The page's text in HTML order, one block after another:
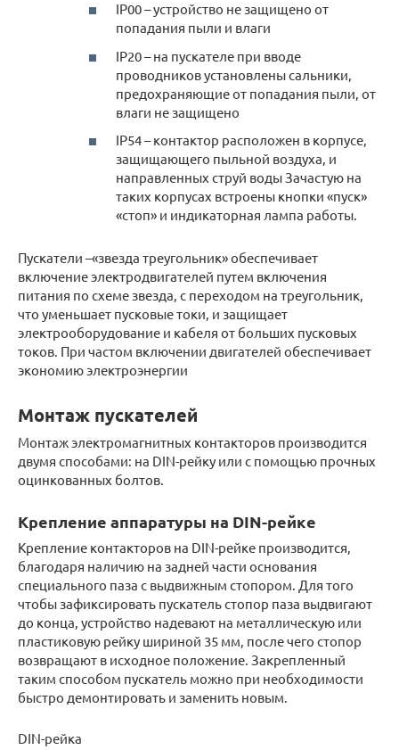
IP00 – устройство не защищено от
попадания пыли и влаги
IP20 – на пускателе при вводе
проводников установлены сальники,
предохраняющие от попадания пыли, от
влаги не защищено
IP54 – контактор расположен в корпусе,
защищающего пыльной воздуха, и
направленных струй воды Зачастую на
таких корпусах встроены кнопки «пуск»
«стоп» и индикаторная лампа работы.
Пускатели –«звезда треугольник» обеспечивает
включение электродвигателей путем включения
питания по схеме звезда, с переходом на треугольник,
что уменьшает пусковые токи, и защищает
электрооборудование и кабеля от больших пусковых
токов. При частом включении двигателей обеспечивает
экономию электроэнергии
Монтаж пускателей
Монтаж электромагнитных контакторов производится
двумя способами: на DIN-рейку или с помощью прочных
оцинкованных болтов.
Крепление аппаратуры на DIN-рейке
Крепление контакторов на DIN-рейке производится,
благодаря наличию на задней части основания
специального паза с выдвижным стопором. Для того
чтобы зафиксировать пускатель стопор паза выдвигают
до конца, устройство надевают на металлическую или
пластиковую рейку шириной 35 мм, после чего стопор
возвращают в исходное положение. Закрепленный
таким способом пускатель можно при необходимости
быстро демонтировать и заменить новым.
DIN-рейка